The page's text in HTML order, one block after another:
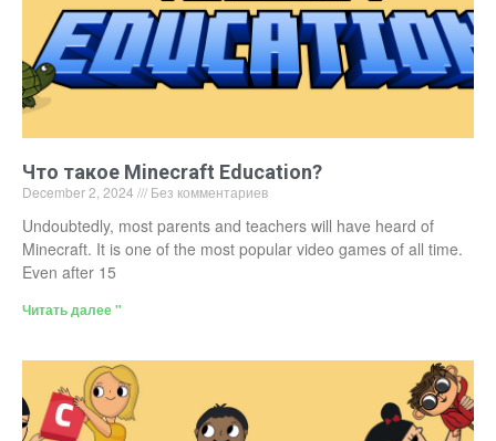
Что такое Minecraft Education?
December 2, 2024 Без комментариев
Undoubtedly, most parents and teachers will have heard of
Minecraft. It is one of the most popular video games of all time.
Even after 15
Читать далее "